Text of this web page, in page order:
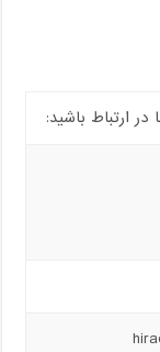
ارتباط باشید: